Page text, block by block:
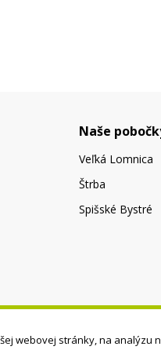
Naše
Veľká Lomnica
Štrba
Spišské Bystré
webovej stránky, na